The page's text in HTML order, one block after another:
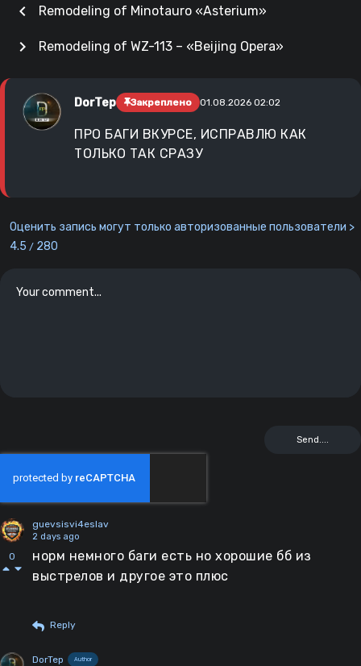
chevron_left Remodeling of Minotauro «Asterium»
Remodeling of WZ-113 – «Beijing Opera»
chevron_right
DorTep Закреплено 01.08.2026 02:02
ПРО БАГИ ВКУРСЕ, ИСПРАВЛЮ КАК
ТОЛЬКО ТАК СРАЗУ
Оценить запись могут только авторизованные пользователи >
4.5 / 280
0
guevsisvi4eslav
2 days ago
норм немного баги есть но хорошие бб из
выстрелов и другое это плюс
Reply
DorTep Author